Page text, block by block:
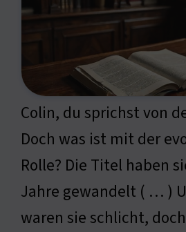
Colin, du sprichst von
Doch was ist mit der
Rolle? Die Titel haben
Jahre gewandelt ( … )
waren sie schlicht,